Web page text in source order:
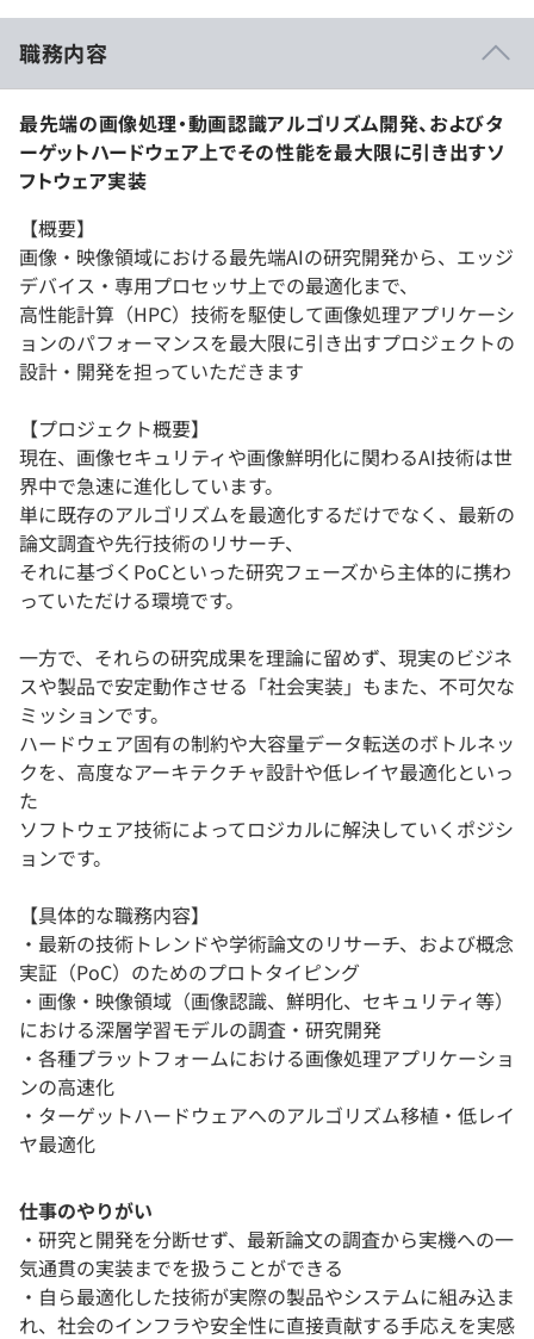
職務内容
最先端の画像処理・動画認識アルゴリズム開発、およびタ
ーゲットハードウェア上でその性能を最大限に引き出すソ
フトウェア実装
【概要】
画像・映像領域における最先端AIの研究開発から、エッジ
デバイス・専用プロセッサ上での最適化まで、
高性能計算（HPC）技術を駆使して画像処理アプリケーシ
ョンのパフォーマンスを最大限に引き出すプロジェクトの
設計・開発を担っていただきます
【プロジェクト概要】
現在、画像セキュリティや画像鮮明化に関わるAI技術は世
界中で急速に進化しています。
単に既存のアルゴリズムを最適化するだけでなく、最新の
論文調査や先行技術のリサーチ、
それに基づくPoCといった研究フェーズから主体的に携わ
っていただける環境です。
一方で、それらの研究成果を理論に留めず、現実のビジネ
スや製品で安定動作させる「社会実装」もまた、不可欠な
ミッションです。
ハードウェア固有の制約や大容量データ転送のボトルネッ
クを、高度なアーキテクチャ設計や低レイヤ最適化といっ
た
ソフトウェア技術によってロジカルに解決していくポジシ
ョンです。
【具体的な職務内容】
・最新の技術トレンドや学術論文のリサーチ、および概念
実証（PoC）のためのプロトタイピング
・画像・映像領域（画像認識、鮮明化、セキュリティ等）
における深層学習モデルの調査・研究開発
・各種プラットフォームにおける画像処理アプリケーショ
ンの高速化
・ターゲットハードウェアへのアルゴリズム移植・低レイ
ヤ最適化
仕事のやりがい
・研究と開発を分断せず、最新論文の調査から実機への一
気通貫の実装までを扱うことができる
・自ら最適化した技術が実際の製品やシステムに組み込ま
れ、社会のインフラや安全性に直接貢献する手応えを実感